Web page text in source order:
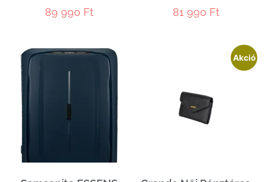
89 990 Ft
81 990 Ft
Akció